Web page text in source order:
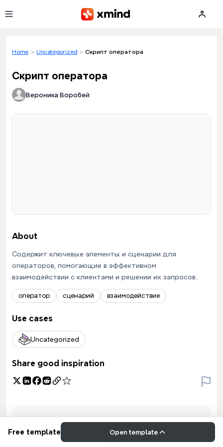
Home > Uncategorized > Скрипт оператора
Скрипт оператора
Вероника Воробей
About
Содержит ключевые элементы и сценарии для
операторов, помогающие в эффективном
взаимодействии с клиентами и решении их запросов.
оператор сценарий взаимодействие
Use cases
Uncategorized
Share good inspiration
Free template Open template